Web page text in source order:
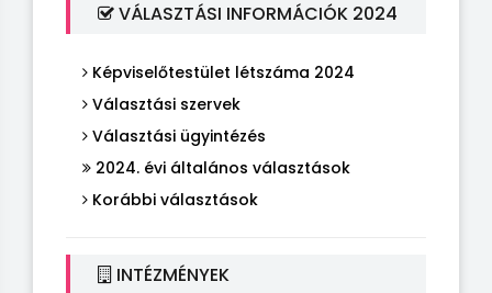
VÁLASZTÁSI INFORMÁCIÓK 2024
Képviselőtestület létszáma 2024
Választási szervek
Választási ügyintézés
2024. évi általános választások
Korábbi választások
INTÉZMÉNYEK